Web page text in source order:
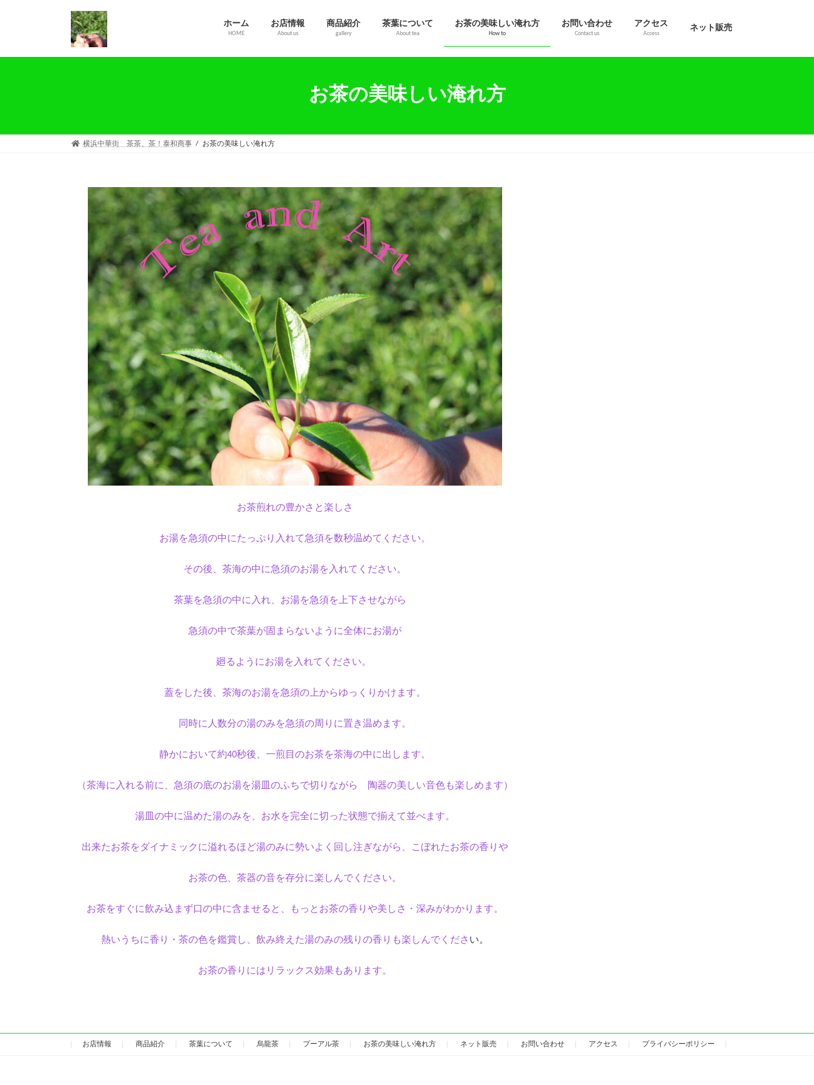
ツ
シ
ホーム
HOME
お店情報
About us
商品紹介
gallery
茶葉について
About tea
お茶の美味しい淹れ方
How to
お問い合わせ
Contact us
アクセス
Access
ネット販売
お茶の美味しい淹れ方
横浜中華街 茶茶、茶！泰和商事 お茶の美味しい淹れ方
お茶煎れの豊かさと楽しさ
お湯を急須の中にたっぷり入れて急須を数秒温めてください。
その後、茶海の中に急須のお湯を入れてください。
茶葉を急須の中に入れ、お湯を急須を上下させながら
急須の中で茶葉が固まらないよう に全体にお湯が
廻るようにお湯を 入れてください。
蓋をした後、茶海のお湯を急須の上からゆっくりかけます。
同時に人数分の湯のみを急須の周りに置き温めます。
静かにおいて約40秒後、一煎目のお茶を茶海の中に出します。
（茶海に入れる前に、急須の底のお湯を湯皿のふちで切りながら 陶器の美しい音色も楽しめます）
湯皿の中に温めた湯のみを、お水を完全に切った状態で揃えて並べます。
出来たお茶をダイナミックに溢れるほど湯のみに勢いよく回し注ぎながら、こぼれたお茶の香りや
お茶の色、茶器の音を存分に楽しんでください。
お茶をすぐに飲み込まず口の中に含ませると、もっとお茶の香りや美しさ・深みがわかります。
熱いうちに香り・茶の色を鑑賞し、飲み終えた湯のみの残りの香りも楽しんでくださ い。
お茶の香りにはリラックス効果もあります。
お店情報 商品紹介 茶葉について 烏龍茶 プーアル茶 お茶の美味しい淹れ方 ネット販売 お問い合わせ アクセス プライバシーポリシー